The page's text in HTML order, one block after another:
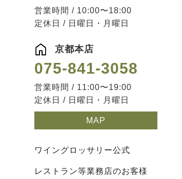
営業時間 / 10:00〜18:00
定休日 / 日曜日・月曜日
京都本店
075-841-3058
営業時間 / 11:00〜19:00
定休日 / 日曜日・月曜日
MAP
ワイングロッサリー公式
レストラン等業務店のお客様